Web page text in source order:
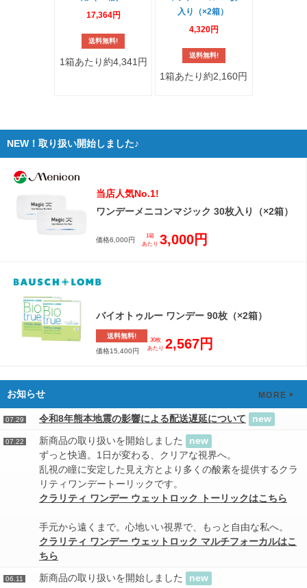
17,364円
送料無料!
1箱あたり約4,341円
入り（×2箱）
4,320円
送料無料!
1箱あたり約2,160円
NEW！取り扱い開始しました♪
当店人気No.1!
ワンデーメニコンマジック 30枚入り（×2箱）
価格6,000円
1箱
あたり 3,000円
バイオトゥルー ワンデー 90枚（×2箱）
送料無料!
価格15,400円
30枚
あたり 2,567円
お知らせ MORE
07.29 令和8年熊本地震の影響による配送遅延について new
07.22 新商品の取り扱いを開始しました
new
ずっと快適。1日が変わる、クリアな視界へ。
乱視の瞳に安定した見え方とより多くの酸素を提供するクラ
リティワンデートーリックです。
クラリティ ワンデー ウェットロック トーリックはこちら
手元から遠くまで。心地いい視界で、もっと自由な私へ。
クラリティ ワンデー ウェットロック マルチフォーカルはこ
ちら
06.11 新商品の取り扱いを開始しました
new